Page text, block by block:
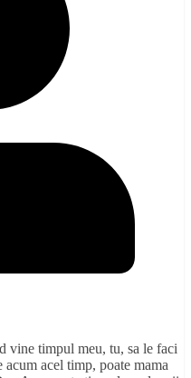
vine timpul meu, tu, sa le faci
acum acel timp, poate mama